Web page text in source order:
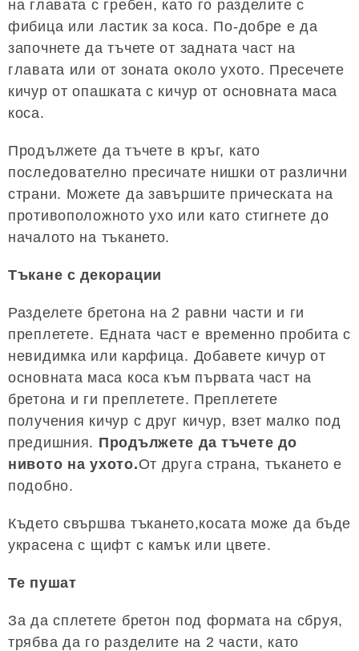
на главата с гребен, като го разделите с
фибица или ластик за коса. По-добре е да
започнете да тъчете от задната част на
главата или от зоната около ухото. Пресечете
кичур от опашката с кичур от основната маса
коса.
Продължете да тъчете в кръг, като
последователно пресичате нишки от различни
страни. Можете да завършите прическата на
противоположното ухо или като стигнете до
началото на тъкането.
Тъкане с декорации
Разделете бретона на 2 равни части и ги
преплетете. Едната част е временно пробита с
невидимка или карфица. Добавете кичур от
основната маса коса към първата част на
бретона и ги преплетете. Преплетете
получения кичур с друг кичур, взет малко под
предишния. Продължете да тъчете до
нивото на ухото.От друга страна, тъкането е
подобно.
Където свършва тъкането,косата може да бъде
украсена с щифт с камък или цвете.
Те пушат
За да сплетете бретон под формата на сбруя,
трябва да го разделите на 2 части, като